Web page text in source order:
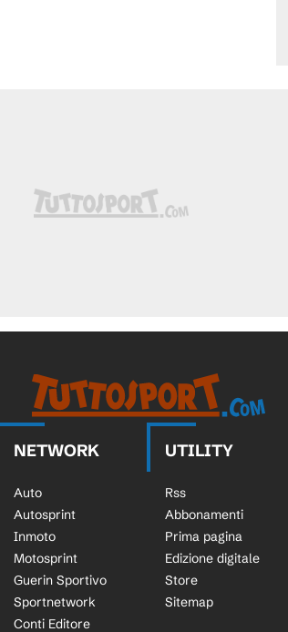
NETWORK
Auto
Autosprint
Inmoto
Motosprint
Guerin Sportivo
Sportnetwork
Conti Editore
UTILITY
Rss
Abbonamenti
Prima pagina
Edizione digitale
Store
Sitemap